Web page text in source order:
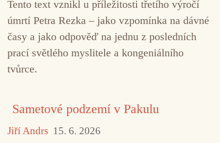
TAGY Crass Doubling Riders Kino Glaz
Tento text vznikl u příležitosti třetího výročí
úmrtí Petra Rezka – jako vzpomínka na dávné
časy a jako odpověď na jednu z posledních
prací světlého myslitele a kongeniálního
tvůrce.
Sametové podzemí v Pakulu
Jiří Andrs 15. 6. 2026